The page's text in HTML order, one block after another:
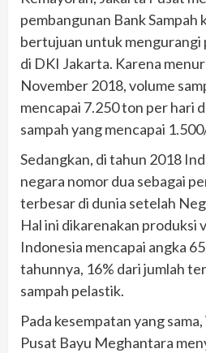
pembangunan Bank Sampah
bertujuan untuk mengurangi
di DKI Jakarta. Karena
November 2018, volume
mencapai 7.250 ton per hari
sampah yang mencapai
Sedangkan, di tahun 2018
negara nomor dua sebagai
terbesar di dunia setelah
Hal ini dikarenakan produksi
Indonesia mencapai angka
tahunnya, 16% dari jumlah
sampah pelastik.
Pada kesempatan yang
Pusat Bayu Meghantara